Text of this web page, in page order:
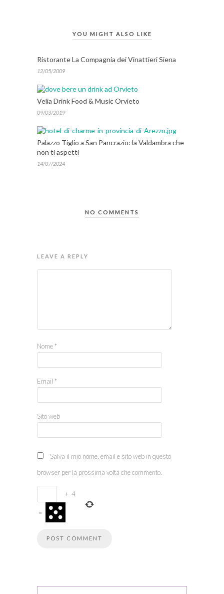
YOU MIGHT ALSO LIKE
Ristorante La Compagnia dei Vinattieri Siena
12/05/2009
Velia Drink Food & Music Orvieto
09/03/2019
Palazzo Tiglio a San Pancrazio: la Valdambra che
non ti aspetti
14/07/2024
NO COMMENTS
LEAVE A REPLY
Nome *
Email *
Sito web
Salva il mio nome, email e sito web in questo
browser per la prossima volta che commento.
+ 4
=